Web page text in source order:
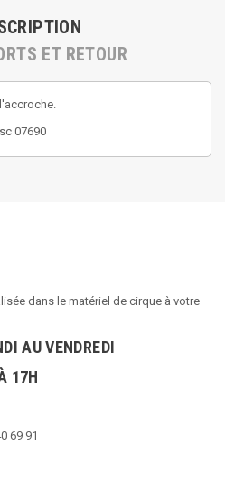
ET RETOUR
07690
dans le matériel de cirque à votre
AU VENDREDI
17H
69 91